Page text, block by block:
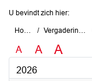
U bevindt zich hier:
Home Vergaderingen
A A A
2026